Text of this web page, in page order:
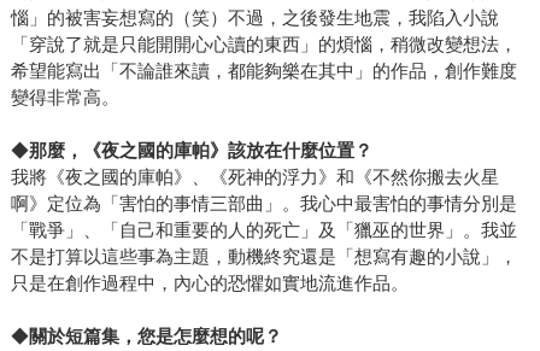
惱」的被害妄想寫的（笑）不過，之後發生地震，我陷入小說
「穿說了就是只能開開心心讀的東西」的煩惱，稍微改變想法，
希望能寫出「不論誰來讀，都能夠樂在其中」的作品，創作難度
變得非常高。
◆那麼，《夜之國的庫帕》該放在什麼位置？
我將《夜之國的庫帕》、《死神的浮力》和《不然你搬去火星
啊》定位為「害怕的事情三部曲」。我心中最害怕的事情分別是
「戰爭」、「自己和重要的人的死亡」及「獵巫的世界」。我並
不是打算以這些事為主題，動機終究還是「想寫有趣的小說」，
只是在創作過程中，內心的恐懼如實地流進作品。
◆關於短篇集，您是怎麼想的呢？